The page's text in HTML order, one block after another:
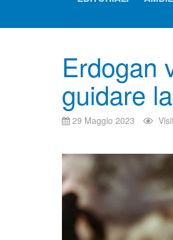
Erdogan
guidare
29 Maggio 2023